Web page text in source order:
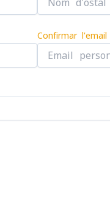
Confirmar